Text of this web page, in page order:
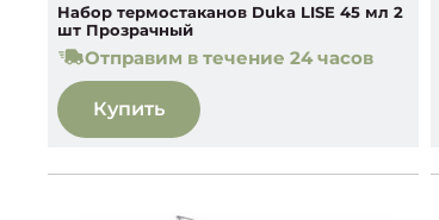
Набор термостаканов Duka LISE 45 мл 2
шт Прозрачный
Отправим в течение 24 часов
Купить